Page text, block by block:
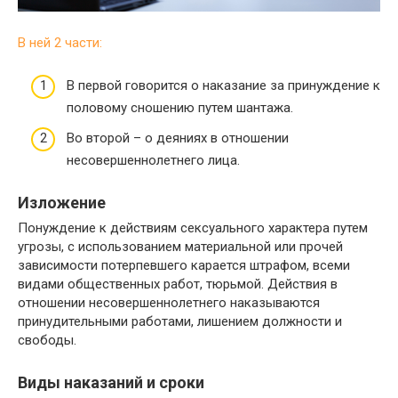
В ней 2 части:
В первой говорится о наказание за принуждение к
половому сношению путем шантажа.
Во второй – о деяниях в отношении
несовершеннолетнего лица.
Изложение
Понуждение к действиям сексуального характера путем
угрозы, с использованием материальной или прочей
зависимости потерпевшего карается штрафом, всеми
видами общественных работ, тюрьмой. Действия в
отношении несовершеннолетнего наказываются
принудительными работами, лишением должности и
свободы.
Виды наказаний и сроки